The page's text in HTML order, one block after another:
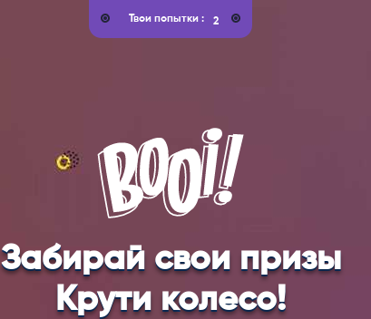
Твои попытки :
Забирай свои призы
Крути колесо!